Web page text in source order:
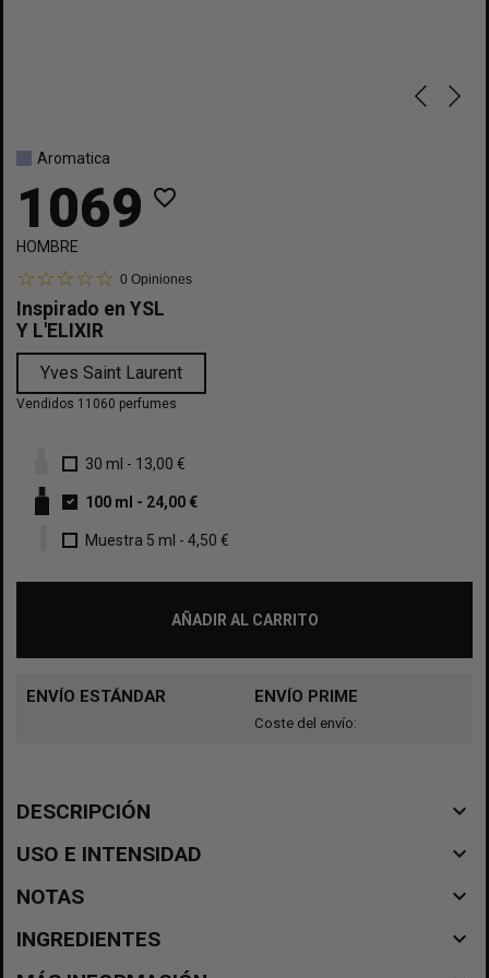
Aromatica
1069 favorite_border
HOMBRE
0 Opiniones
Inspirado en YSL
Y L'ELIXIR
Yves Saint Laurent
Vendidos 11060 perfumes
30 ml - 13,00 €
100 ml - 24,00 €
Muestra 5 ml - 4,50 €
AÑADIR AL CARRITO
ENVÍO ESTÁNDAR ENVÍO PRIME
Coste del envío:
DESCRIPCIÓN navigate_before
USO E INTENSIDAD navigate_before
NOTAS navigate_before
INGREDIENTES navigate_before